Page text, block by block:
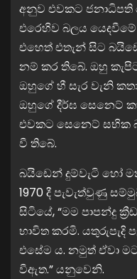
අනුව එවකට ජනාධිපති
එරෙහිව බලය
එහෙත් එතැන් සිට
නම් කර තිබේ. ඔහු
ඔහුගේ හී සැර වැනි
ඔහුගේ දීර්ඝ සෙනෙට්
එවකට සෙනෙට් සභික
වී තිබේ.
බයිඩෙන් දුම්වැටි හෝ
1970 දී පැවැත්වුණු
සිටියේ, “මම පාපන්දු
භාවිත කරමි. යතුරුපැදි
එසේම ය. නමුත් ඒවා
වීඇත.” යනුවෙනි.